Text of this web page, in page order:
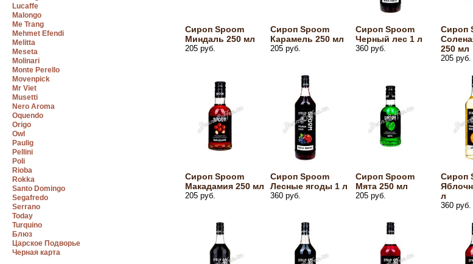
Lucaffe
Malongo
Me Trang
Mehmet Efendi
Melitta
Meseta
Molinari
Monte Perello
Movenpick
Mr Viet
Musetti
Nero Aroma
Oquendo
Origo
Owl
Paulig
Pellini
Poli
Rioba
Rokka
Santo Domingo
Segafredo
Serrano
Today
Turquino
Блюз
Царское Подворье
Черная карта
Сироп Spoom
Миндаль 250 мл
205 руб.
Сироп Spoom
Карамель 250 мл
205 руб.
Сироп Spoom
Черный лес 1 л
360 руб.
Сироп
250 мл
205 руб.
Сироп Spoom
Макадамия 250 мл
205 руб.
Сироп Spoom
Лесные ягоды 1 л
360 руб.
Сироп Spoom
Мята 250 мл
205 руб.
Сироп
л
360 руб.